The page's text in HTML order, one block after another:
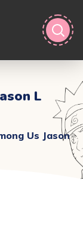
L
Us Jason